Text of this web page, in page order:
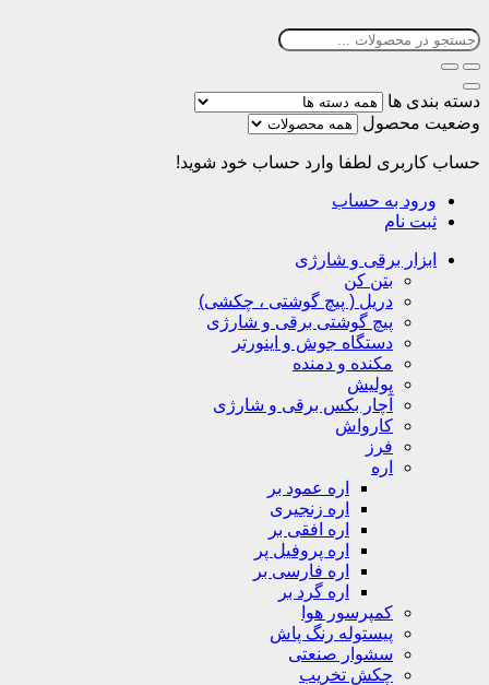
دسته بندی ها
وضعیت محصول
حساب کاربری لطفا وارد حساب خود شوید!
ورود به حساب
ثبت نام
ابزار برقی و شارژی
بتن کن
دریل ( پیچ گوشتی ، چکشی)
پیچ گوشتی برقی و شارژی
دستگاه جوش و اینورتر
مکنده و دمنده
پولیش
آچار بکس برقی و شارژی
کارواش
فرز
اره
اره عمود بر
اره زنجیری
اره افقی بر
اره پروفیل پر
اره فارسی بر
اره گرد بر
کمپرسور هوا
پیستوله رنگ پاش
سشوار صنعتی
چکش تخریب